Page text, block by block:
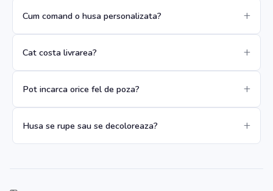
Cum comand o husa personalizata?
Cat costa livrarea?
Pot incarca orice fel de poza?
Husa se rupe sau se decoloreaza?